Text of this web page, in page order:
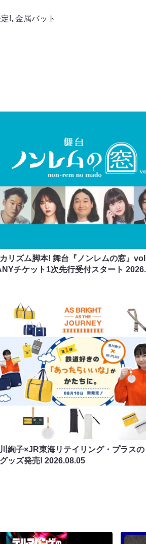
!, 金属バット
リズム脚本! 舞台『ノンレムの窓』
チケット1次先行受付スタート
絢子×JR東海リテイリング・プラス
ッズ発売!2026.08.05